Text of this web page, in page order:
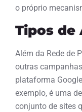
o próprio
Tipos de
Além da Rede de
outras
plataforma
exemplo, é uma
conjunto de sites